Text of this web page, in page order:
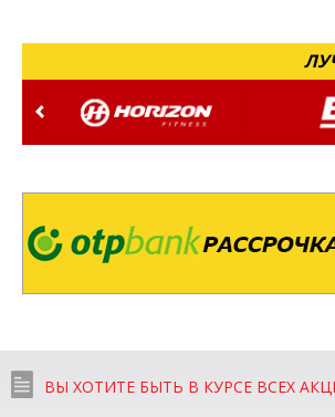
ВЫ ХОТИТЕ БЫТЬ В КУРСЕ ВСЕХ